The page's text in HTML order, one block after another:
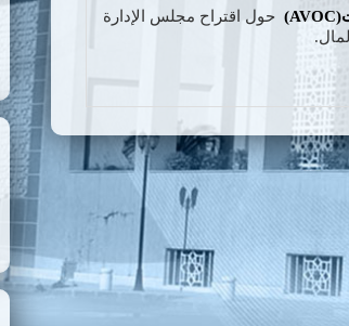
(AVOC) حول اقتراح مجلس الإدارة